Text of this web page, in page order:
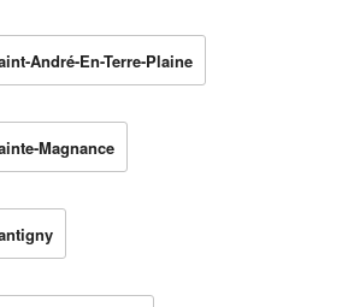
André-En-Terre-Plaine
Magnance